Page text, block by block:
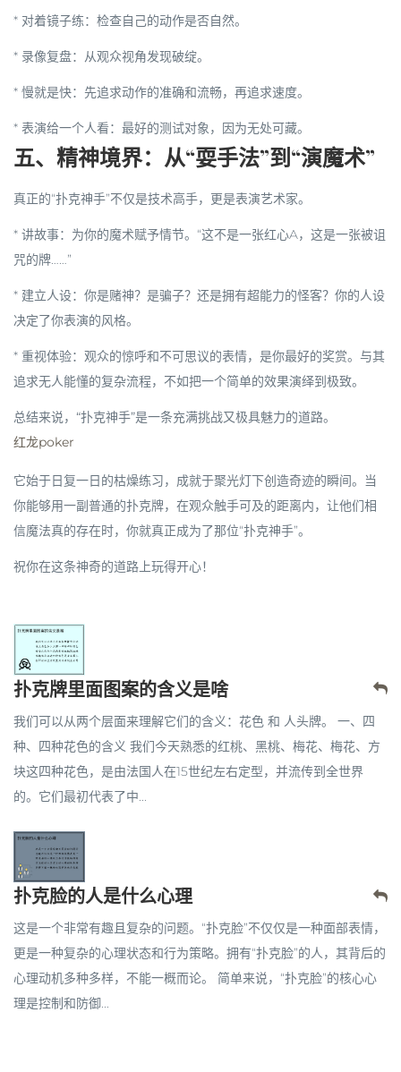
* 对着镜子练：检查自己的动作是否自然。
* 录像复盘：从观众视角发现破绽。
* 慢就是快：先追求动作的准确和流畅，再追求速度。
* 表演给一个人看：最好的测试对象，因为无处可藏。
五、精神境界：从“耍手法”到“演魔术”
真正的“扑克神手”不仅是技术高手，更是表演艺术家。
* 讲故事：为你的魔术赋予情节。“这不是一张红心A，这是一张被诅
咒的牌……”
* 建立人设：你是赌神？是骗子？还是拥有超能力的怪客？你的人设
决定了你表演的风格。
* 重视体验：观众的惊呼和不可思议的表情，是你最好的奖赏。与其
追求无人能懂的复杂流程，不如把一个简单的效果演绎到极致。
总结来说，“扑克神手”是一条充满挑战又极具魅力的道路。
红龙poker
它始于日复一日的枯燥练习，成就于聚光灯下创造奇迹的瞬间。当
你能够用一副普通的扑克牌，在观众触手可及的距离内，让他们相
信魔法真的存在时，你就真正成为了那位“扑克神手”。
祝你在这条神奇的道路上玩得开心！
扑克牌里面图案的含义是啥
我们可以从两个层面来理解它们的含义：花色 和 人头牌。 一、四
种、四种花色的含义 我们今天熟悉的红桃、黑桃、梅花、梅花、方
块这四种花色，是由法国人在15世纪左右定型，并流传到全世界
的。它们最初代表了中...
扑克脸的人是什么心理
这是一个非常有趣且复杂的问题。“扑克脸”不仅仅是一种面部表情，
更是一种复杂的心理状态和行为策略。拥有“扑克脸”的人，其背后的
心理动机多种多样，不能一概而论。 简单来说，“扑克脸”的核心心
理是控制和防御...